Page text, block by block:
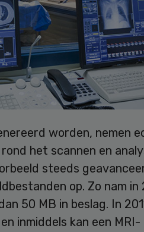
worden, nemen
het scannen en
steeds
op. Zo nam in
50 MB in beslag. In
inmiddels kan een MRI-